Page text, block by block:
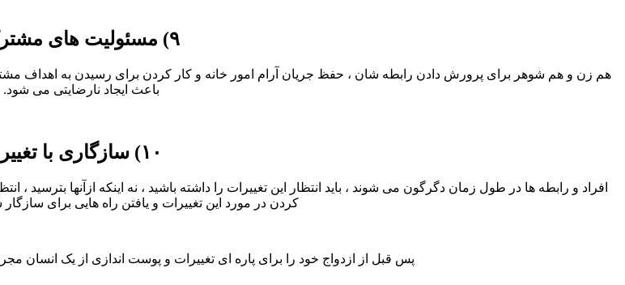
۹) مسئولیت های مشترک
هم زن و هم شوهر برای پرورش دادن رابطه شان ، حفظ جریان آرام امور خانه و کار کردن برای رسیدن به اهداف
باعث ایجاد نارضایتی می شود.
۱۰) سازگاری با تغییر
افراد و رابطه ها در طول زمان دگرگون می شوند ، باید انتظار این تغییرات را داشته باشید ، نه اینکه ازآنها
کردن در مورد این تغییرات و یافتن راه هایی برای سازگار
پس قبل از ازدواج خود را برای پاره ای تغییرات و پوست اندازی از یک انسان